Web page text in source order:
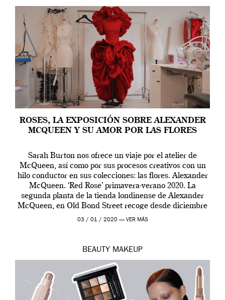
ROSES, LA EXPOSICIÓN SOBRE ALEXANDER
MCQUEEN Y SU AMOR POR LAS FLORES
Sarah Burton nos ofrece un viaje por el atelier de
McQueen, así como por sus procesos creativos con un
hilo conductor en sus colecciones: las flores. Alexander
McQueen. ‘Red Rose’ primavera-verano 2020. La
segunda planta de la tienda londinense de Alexander
McQueen, en Old Bond Street recoge desde diciembre
de 2019 hasta final de abril […]
03 / 01 / 2020 — VER MÁS
BEAUTY MAKEUP